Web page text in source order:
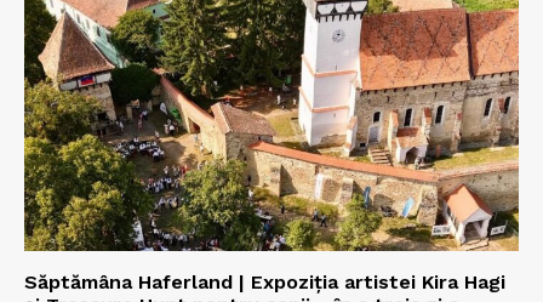
Săptămâna Haferland | Expoziţia artistei Kira Hagi